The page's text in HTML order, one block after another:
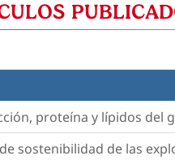
proteína y lípidos del
sostenibilidad de las